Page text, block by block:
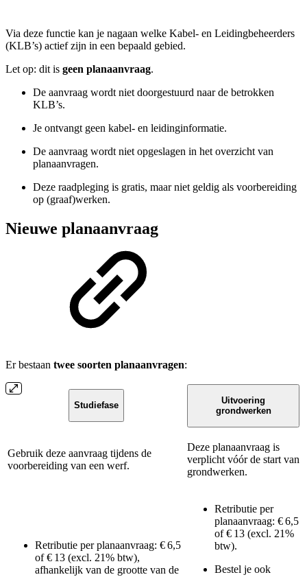
Via deze functie kan je nagaan welke Kabel- en Leidingbeheerders
(KLB’s) actief zijn in een bepaald gebied.
Let op: dit is geen planaanvraag.
De aanvraag wordt niet doorgestuurd naar de betrokken
KLB’s.
Je ontvangt geen kabel- en leidinginformatie.
De aanvraag wordt niet opgeslagen in het overzicht van
planaanvragen.
Deze raadpleging is gratis, maar niet geldig als voorbereiding
op (graaf)werken.
Nieuwe planaanvraag
Er bestaan twee soorten planaanvragen:
Studiefase
Uitvoering
grondwerken
Gebruik deze aanvraag tijdens de
voorbereiding van een werf.
Deze planaanvraag is
verplicht vóór de start van
grondwerken.
Retributie per planaanvraag: € 6,5
of € 13 (excl. 21% btw),
afhankelijk van de grootte van de
Retributie per
planaanvraag: € 6,5
of € 13 (excl. 21%
btw).
Bestel je ook